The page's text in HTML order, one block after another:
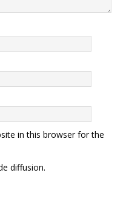
in this browser for the
diffusion.